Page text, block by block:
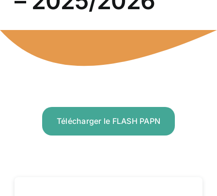
FORMATION
Télécharger le FLASH PAPN